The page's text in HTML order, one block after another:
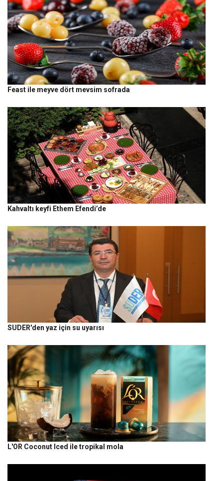
Feast ile meyve dört mevsim sofrada
Kahvaltı keyfi Ethem Efendi’de
SUDER'den yaz için su uyarısı
L'OR Coconut Iced ile tropikal mola